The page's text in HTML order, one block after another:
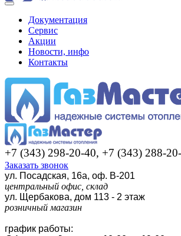
Документация
Сервис
Акции
Новости, инфо
Контакты
+7 (343) 298-20-40, +7 (343) 288-
Заказать звонок
ул. Посадская, 16а, оф. В-201
центральный офис, склад
ул. Щербакова, дом 113 - 2 этаж
розничный магазин
график работы: